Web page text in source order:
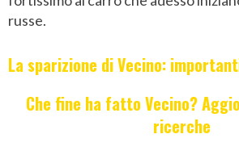
russe.
La sparizione di Vecino:
Che fine ha fatto Vecino?
ricerche